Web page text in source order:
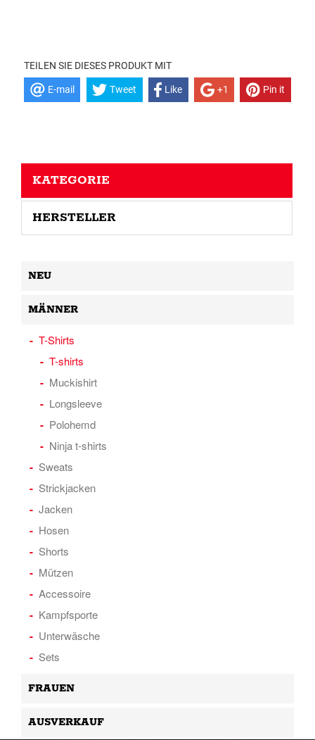
TEILEN SIE DIESES PRODUKT MIT
E-mail Tweet Like +1 Pin it
KATEGORIE
HERSTELLER
NEU
MÄNNER
T-Shirts
T-shirts
Muckishirt
Longsleeve
Polohemd
Ninja t-shirts
Sweats
Strickjacken
Jacken
Hosen
Shorts
Mützen
Accessoire
Kampfsporte
Unterwäsche
Sets
FRAUEN
AUSVERKAUF